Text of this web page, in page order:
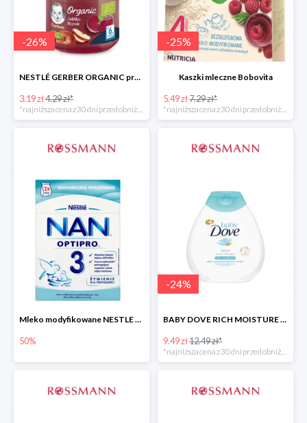
-26%
NESTLÉ GERBER ORGANIC przeciery i deserki owocowe
3.19 zł4.29 zł*
-25%
Kaszki mleczne Bobovita
5.49 zł7.29 zł*
Mleko modyfikowane NESTLE NAN OPTIPRO 3 -50%
50%
-24%
BABY DOVE RICH MOISTURE balsam nawilżający
9.49 zł12.49 zł*